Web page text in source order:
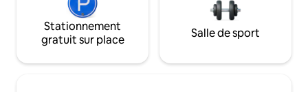
Stationnement
gratuit sur place
Salle de sport